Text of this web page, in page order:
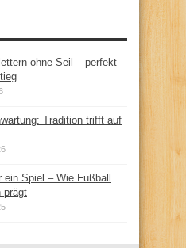
ohne Seil – perfekt
Tradition trifft auf
ein Spiel – Wie Fußball
prägt